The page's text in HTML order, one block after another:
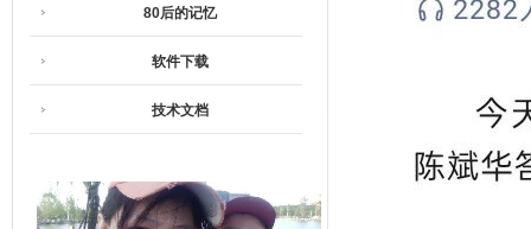
80后的记忆
软件下载
技术文档